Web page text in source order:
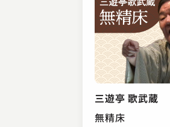
三遊亭 歌武蔵
無精床